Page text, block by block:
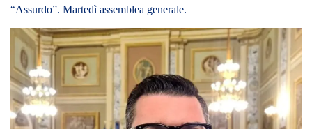
“Assurdo”. Martedì assemblea generale.